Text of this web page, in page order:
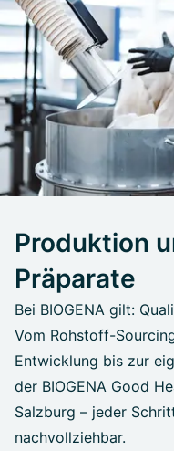
Produktion
Präparate
Bei BIOGENA gilt:
Vom Rohstoff-
Entwicklung bis zur
der BIOGENA Good
Salzburg – jeder
nachvollziehbar.